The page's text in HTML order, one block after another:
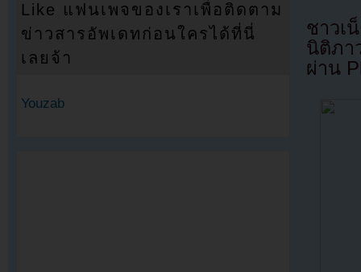
ชาวเ
นิติภา
ผ่าน
Like แฟนเพจของเราเพื่อติดตาม
ข่าวสารอัพเดทก่อนใครได้ที่นี่
เลยจ้า
Youzab